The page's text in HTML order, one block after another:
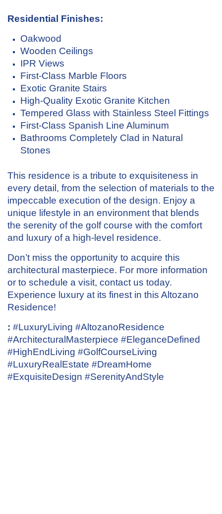
Residential Finishes:
Oakwood
Wooden Ceilings
IPR Views
First-Class Marble Floors
Exotic Granite Stairs
High-Quality Exotic Granite Kitchen
Tempered Glass with Stainless Steel Fittings
First-Class Spanish Line Aluminum
Bathrooms Completely Clad in Natural
Stones
This residence is a tribute to exquisiteness in
every detail, from the selection of materials to the
impeccable execution of the design. Enjoy a
unique lifestyle in an environment that blends
the serenity of the golf course with the comfort
and luxury of a high-level residence.
Don’t miss the opportunity to acquire this
architectural masterpiece. For more information
or to schedule a visit, contact us today.
Experience luxury at its finest in this Altozano
Residence!
: #LuxuryLiving #AltozanoResidence
#ArchitecturalMasterpiece #EleganceDefined
#HighEndLiving #GolfCourseLiving
#LuxuryRealEstate #DreamHome
#ExquisiteDesign #SerenityAndStyle